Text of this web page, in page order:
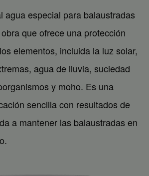
agua especial para balaustradas
que ofrece una protección
elementos, incluida la luz solar,
agua de lluvia, suciedad
y moho. Es una
sencilla con resultados de
a mantener las balaustradas en